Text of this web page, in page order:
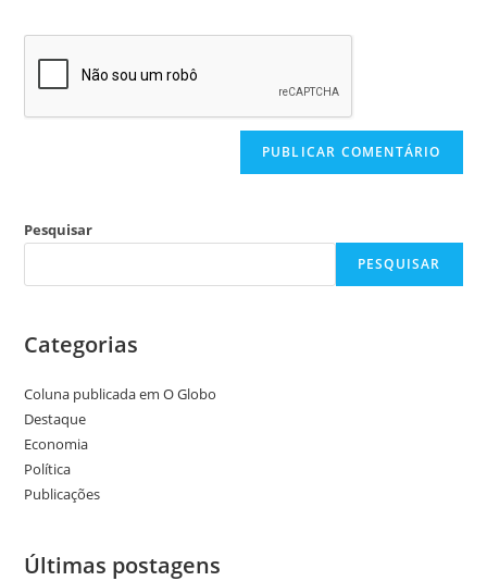
Pesquisar
PESQUISAR
Categorias
Coluna publicada em O Globo
Destaque
Economia
Política
Publicações
Últimas postagens